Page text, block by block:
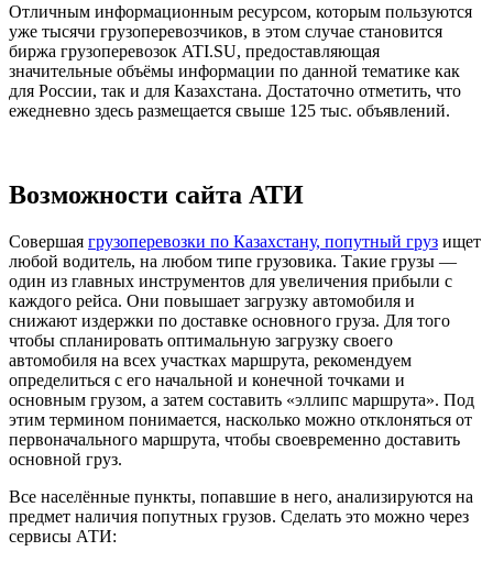
Отличным информационным ресурсом, которым пользуются
уже тысячи грузоперевозчиков, в этом случае становится
биржа грузоперевозок ATI.SU, предоставляющая
значительные объёмы информации по данной тематике как
для России, так и для Казахстана. Достаточно отметить, что
ежедневно здесь размещается свыше 125 тыс. объявлений.
Возможности сайта АТИ
Совершая грузоперевозки по Казахстану, попутный груз ищет
любой водитель, на любом типе грузовика. Такие грузы —
один из главных инструментов для увеличения прибыли с
каждого рейса. Они повышает загрузку автомобиля и
снижают издержки по доставке основного груза. Для того
чтобы спланировать оптимальную загрузку своего
автомобиля на всех участках маршрута, рекомендуем
определиться с его начальной и конечной точками и
основным грузом, а затем составить «эллипс маршрута». Под
этим термином понимается, насколько можно отклоняться от
первоначального маршрута, чтобы своевременно доставить
основной груз.
Все населённые пункты, попавшие в него, анализируются на
предмет наличия попутных грузов. Сделать это можно через
сервисы АТИ: